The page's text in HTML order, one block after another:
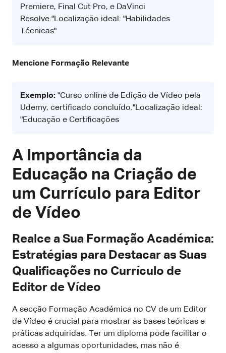
Premiere, Final Cut Pro, e DaVinci
Resolve."Localização ideal: "Habilidades
Técnicas"
Mencione Formação Relevante
Exemplo: "Curso online de Edição de Vídeo pela
Udemy, certificado concluído."Localização ideal:
"Educação e Certificações
A Importância da
Educação na Criação de
um Currículo para Editor
de Vídeo
Realce a Sua Formação Académica:
Estratégias para Destacar as Suas
Qualificações no Currículo de
Editor de Vídeo
A secção Formação Académica no CV de um Editor
de Vídeo é crucial para mostrar as bases teóricas e
práticas adquiridas. Ter um diploma pode facilitar o
acesso a algumas oportunidades, mas não é